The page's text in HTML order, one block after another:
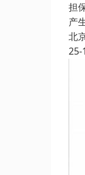
担
产
北
25-